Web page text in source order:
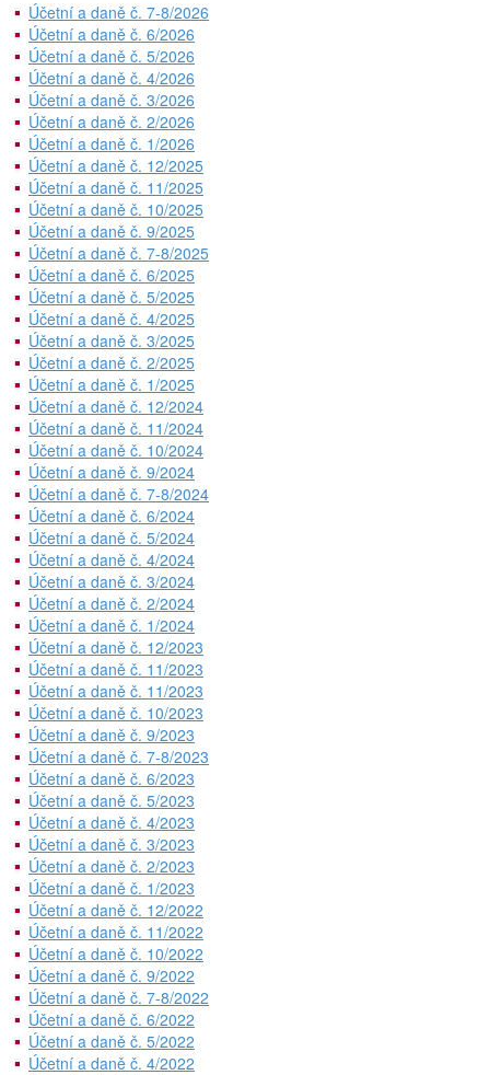
Účetní a daně č. 7-8/2026
Účetní a daně č. 6/2026
Účetní a daně č. 5/2026
Účetní a daně č. 4/2026
Účetní a daně č. 3/2026
Účetní a daně č. 2/2026
Účetní a daně č. 1/2026
Účetní a daně č. 12/2025
Účetní a daně č. 11/2025
Účetní a daně č. 10/2025
Účetní a daně č. 9/2025
Účetní a daně č. 7-8/2025
Účetní a daně č. 6/2025
Účetní a daně č. 5/2025
Účetní a daně č. 4/2025
Účetní a daně č. 3/2025
Účetní a daně č. 2/2025
Účetní a daně č. 1/2025
Účetní a daně č. 12/2024
Účetní a daně č. 11/2024
Účetní a daně č. 10/2024
Účetní a daně č. 9/2024
Účetní a daně č. 7-8/2024
Účetní a daně č. 6/2024
Účetní a daně č. 5/2024
Účetní a daně č. 4/2024
Účetní a daně č. 3/2024
Účetní a daně č. 2/2024
Účetní a daně č. 1/2024
Účetní a daně č. 12/2023
Účetní a daně č. 11/2023
Účetní a daně č. 11/2023
Účetní a daně č. 10/2023
Účetní a daně č. 9/2023
Účetní a daně č. 7-8/2023
Účetní a daně č. 6/2023
Účetní a daně č. 5/2023
Účetní a daně č. 4/2023
Účetní a daně č. 3/2023
Účetní a daně č. 2/2023
Účetní a daně č. 1/2023
Účetní a daně č. 12/2022
Účetní a daně č. 11/2022
Účetní a daně č. 10/2022
Účetní a daně č. 9/2022
Účetní a daně č. 7-8/2022
Účetní a daně č. 6/2022
Účetní a daně č. 5/2022
Účetní a daně č. 4/2022